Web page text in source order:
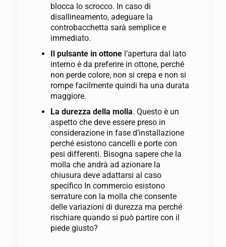
blocca lo scrocco. In caso di
disallineamento, adeguare la
controbacchetta sarà semplice e
immediato.
Il pulsante in ottonel’apertura dal lato
interno è da preferire in ottone, perché
non perde colore, non si crepa e non si
rompe facilmente quindi ha una durata
maggiore.
La durezza della molla. Questo è un
aspetto che deve essere preso in
considerazione in fase d’installazione
perché esistono cancelli e porte con
pesi differenti. Bisogna sapere che la
molla che andrà ad azionare la
chiusura deve adattarsi al caso
specifico In commercio esistono
serrature con la molla che consente
delle variazioni di durezza ma perché
rischiare quando si può partire con il
piede giusto?